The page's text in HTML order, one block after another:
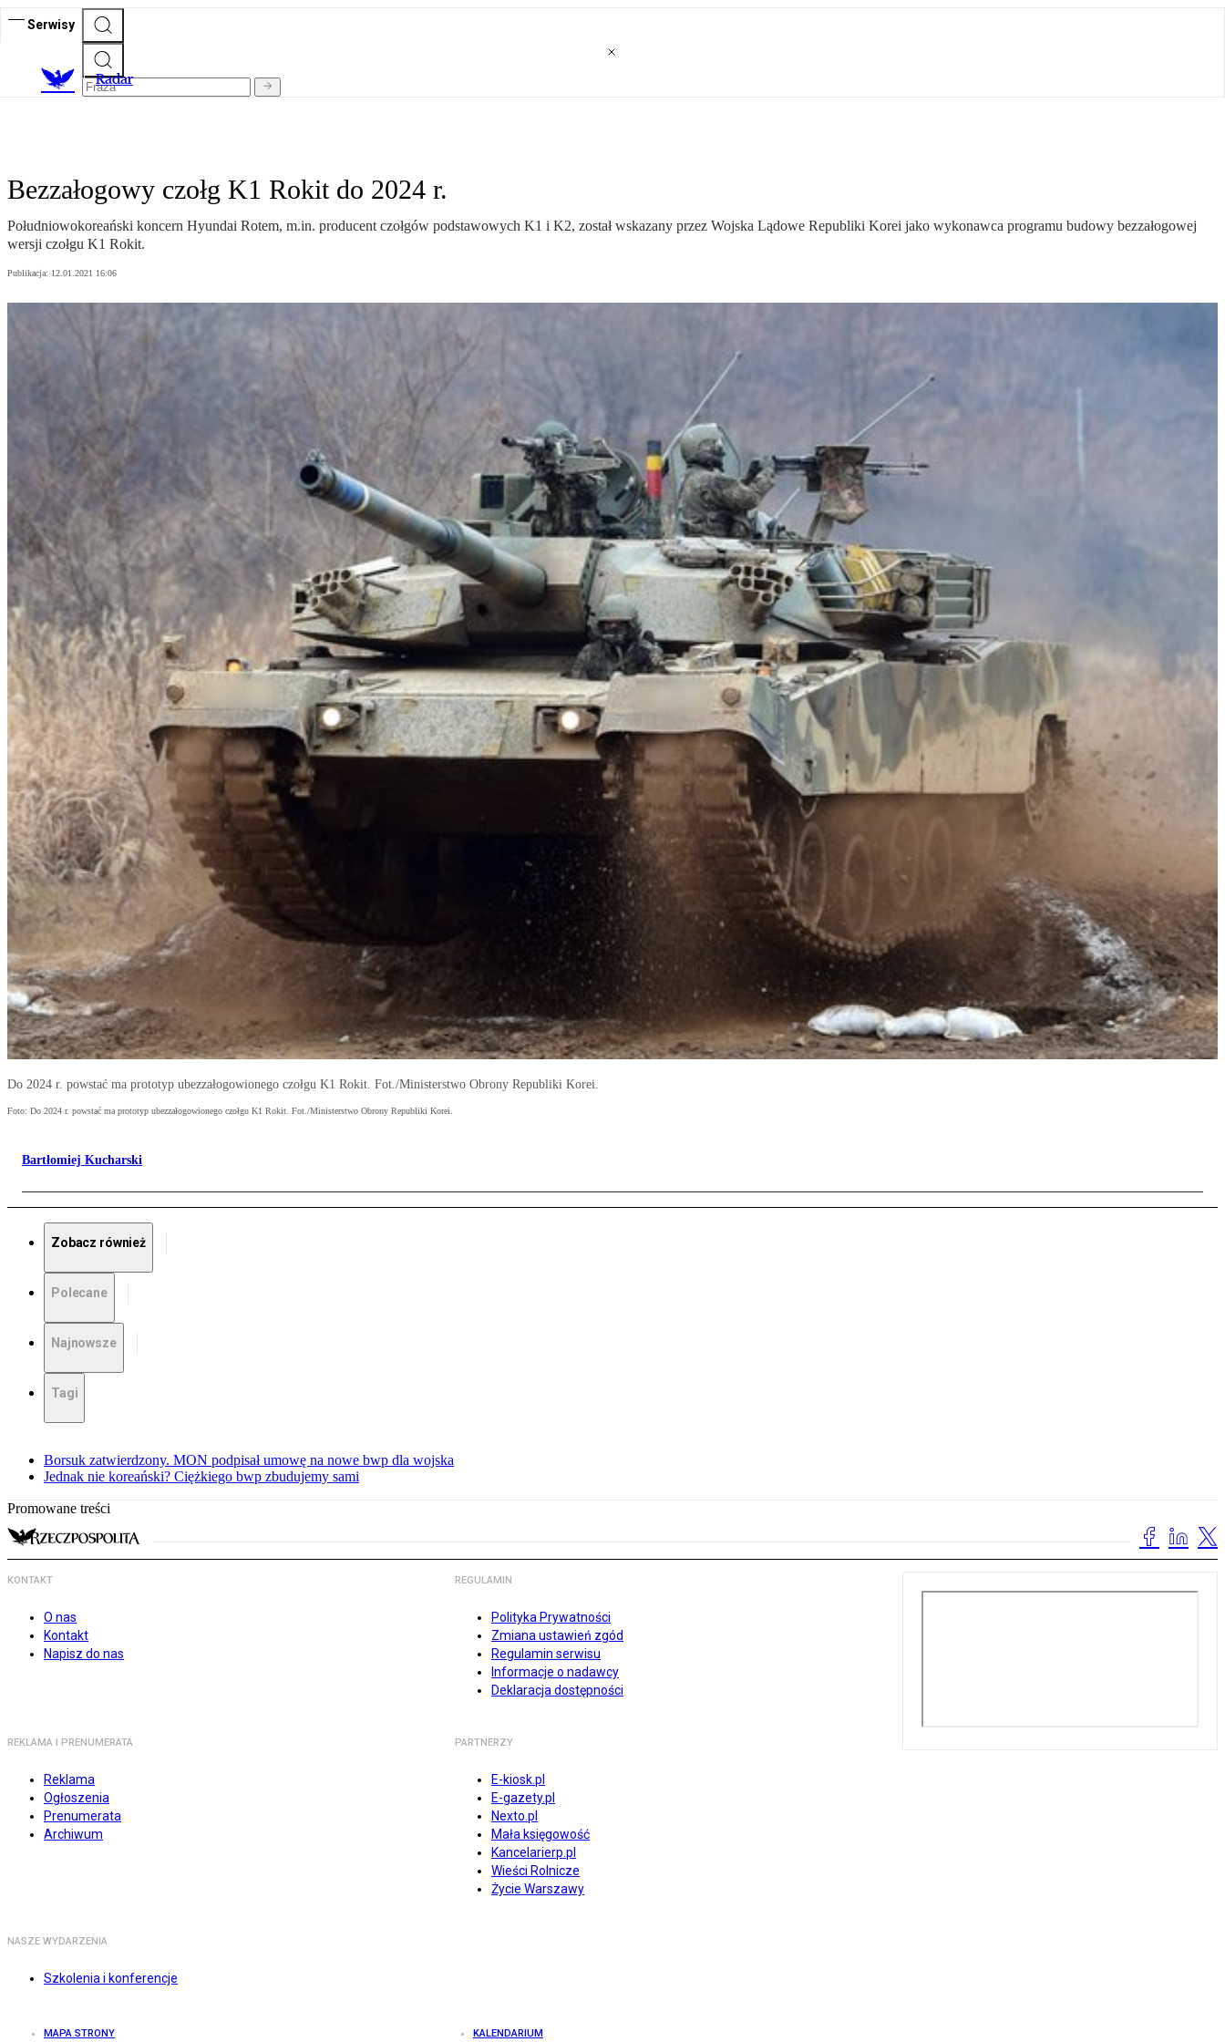
Serwisy
Radar
Bezzałogowy czołg K1 Rokit do 2024 r.
Południowokoreański koncern Hyundai Rotem, m.in. producent czołgów podstawowych K1 i K2, został wskazany przez Wojska Lądowe Republiki Korei jako wykonawca programu budowy bezzałogowej
wersji czołgu K1 Rokit.
Publikacja: 12.01.2021 16:06
Do 2024 r. powstać ma prototyp ubezzałogowionego czołgu K1 Rokit. Fot./Ministerstwo Obrony Republiki Korei.
Foto: Do 2024 r. powstać ma prototyp ubezzałogowionego czołgu K1 Rokit. Fot./Ministerstwo Obrony Republiki Korei.
Bartłomiej Kucharski
Zobacz również
Polecane
Najnowsze
Tagi
Borsuk zatwierdzony. MON podpisał umowę na nowe bwp dla wojska
Jednak nie koreański? Ciężkiego bwp zbudujemy sami
Promowane treści
KONTAKT
O nas
Kontakt
Napisz do nas
REGULAMIN
Polityka Prywatności
Zmiana ustawień zgód
Regulamin serwisu
Informacje o nadawcy
Deklaracja dostępności
REKLAMA I PRENUMERATA
Reklama
Ogłoszenia
Prenumerata
Archiwum
PARTNERZY
E-kiosk.pl
E-gazety.pl
Nexto.pl
Mała księgowość
Kancelarierp.pl
Wieści Rolnicze
Życie Warszawy
NASZE WYDARZENIA
Szkolenia i konferencje
MAPA STRONY KALENDARIUM